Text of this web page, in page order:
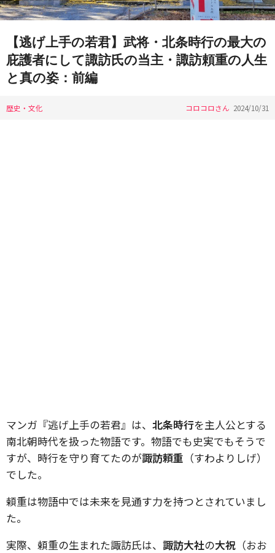
【逃げ上手の若君】武将・北条時行の最大の
庇護者にして諏訪氏の当主・諏訪頼重の人生
と真の姿：前編
歴史・文化 コロコロさん 2024/10/31
マンガ『逃げ上手の若君』は、 北条時行を主人公とする
南北朝時代を扱った物語です。物語でも史実でもそうで
すが、時行を守り育てたのが諏訪頼重 （すわよりしげ）
でした。
頼重は物語中では未来を見通す力を持つとされていまし
た。
実際、頼重の生まれた諏訪氏は、 諏訪大社の大祝 （おお